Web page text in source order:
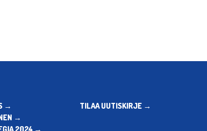
→
→
TILAA UUTISKIRJE →